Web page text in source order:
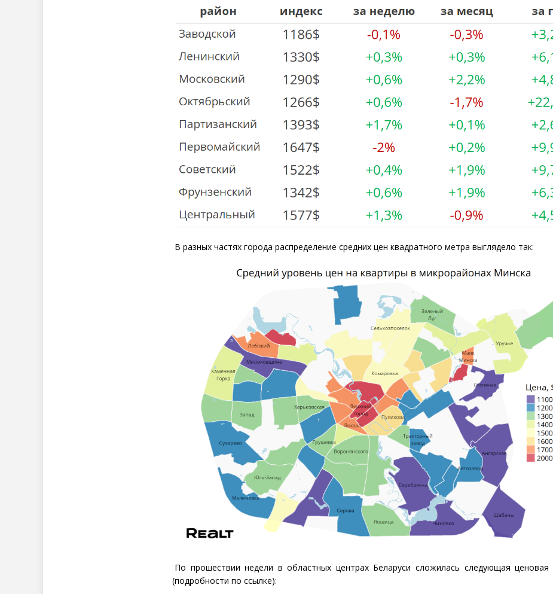
В разных частях города распределение средних цен квадратного метра выглядело так:
По прошествии недели в областных центрах Беларуси сложилась следующая ценовая
(подробности по ссылке):